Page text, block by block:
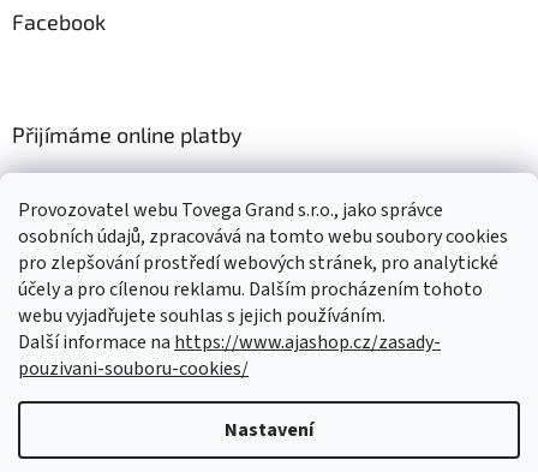
Provozovatel webu Tovega Grand s.r.o., jako správce
osobních údajů, zpracovává na tomto webu soubory cookies
pro zlepšování prostředí webových stránek, pro analytické
účely a pro cílenou reklamu. Dalším procházením tohoto
webu vyjadřujete souhlas s jejich používáním.
Další informace na https://www.ajashop.cz/zasady-
pouzivani-souboru-cookies/
Nastavení
Facebook
Přijímáme online platby
Nákupní košík
0KS /0 KČ
Vytvořil Shoptet